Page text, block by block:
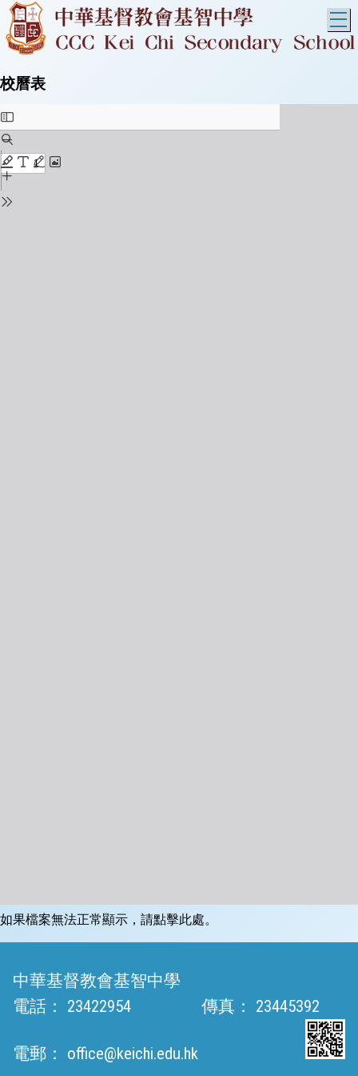
校曆表
如果檔案無法正常顯示，請點擊此處。
中華基督教會基智中學
電話：
23422954 傳真： 23445392
電郵： office@keichi.edu.hk